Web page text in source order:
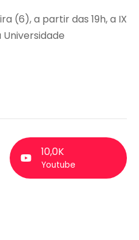
(6), a partir das 19h, a IX
10,0K
Youtube